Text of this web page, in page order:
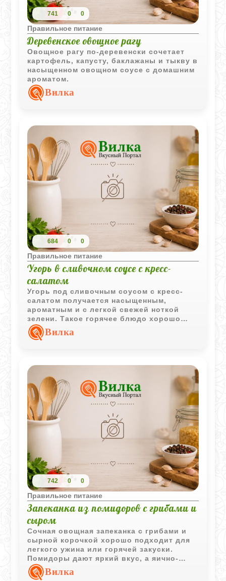
741 0 0
Правильное питание
Деревенское овощное рагу
Овощное рагу по-деревенски сочетает
картофель, капусту, баклажаны и тыкву в
насыщенном овощном соусе с домашним
ароматом.
Вилка
684 0 0
Правильное питание
Угорь в сливочном соусе с кресс-
салатом
Угорь под сливочным соусом с кресс-
салатом получается насыщенным,
ароматным и с легкой свежей ноткой
зелени. Такое горячее блюдо хорошо
подходит для необычного домашнего
ужина.Вилка
742 0 0
Правильное питание
Запеканка из помидоров с грибами и
сыром
Сочная овощная запеканка с грибами и
сырной корочкой хорошо подходит для
легкого ужина или горячей закуски.
Помидоры дают яркий вкус, а яично-
молочная заливка делает блюдо мягким
и насыщенным.
Вилка